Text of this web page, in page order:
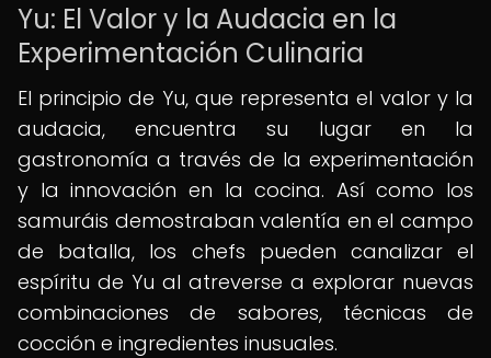
Yu: El Valor y la Audacia en la
Experimentación Culinaria
El principio de Yu, que representa el valor y la
audacia, encuentra su lugar en la
gastronomía a través de la experimentación
y la innovación en la cocina. Así como los
samuráis demostraban valentía en el campo
de batalla, los chefs pueden canalizar el
espíritu de Yu al atreverse a explorar nuevas
combinaciones de sabores, técnicas de
cocción e ingredientes inusuales.